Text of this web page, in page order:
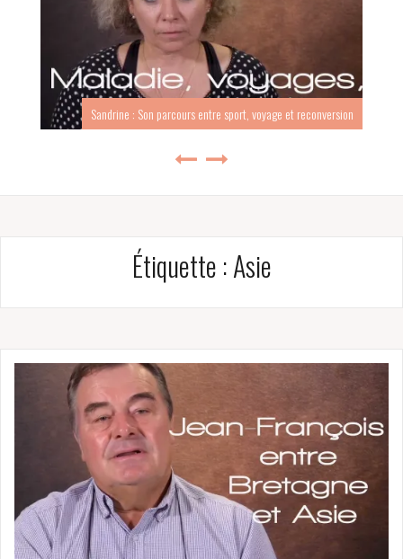
Sandrine : Son parcours entre sport, voyage et reconversion
Étiquette :Asie